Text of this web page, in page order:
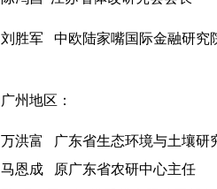
刘胜军 中欧陆家嘴国际金融研究
广州地区：
万洪富
广东省生态环境与土壤研
马恩成
原广东省农研中心主任